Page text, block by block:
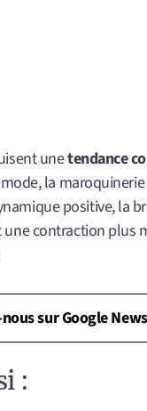
unetendance
la
positive, la
contraction plus
sur Google News
: